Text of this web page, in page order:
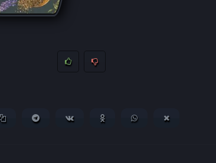
Копировать ссылкуПоделиться в Telegram
Поделиться ВКонтакте
Поделиться вПоделиться в